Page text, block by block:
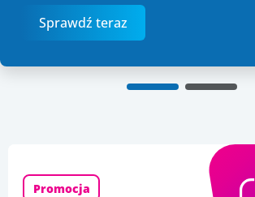
Sprawdź teraz
Promocja